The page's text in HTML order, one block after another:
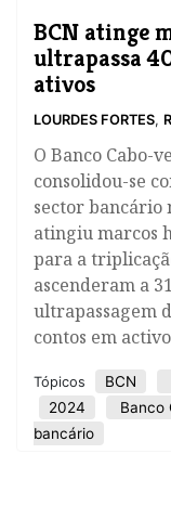
BCN atinge
ultrapassa
ativos
LOURDES FORTES,
​O Banco Cabo-
consolidou-se
sector bancário
atingiu marcos
para a
ascenderam a
ultrapassagem
contos em
Tópicos BCN
2024
Banco
bancário